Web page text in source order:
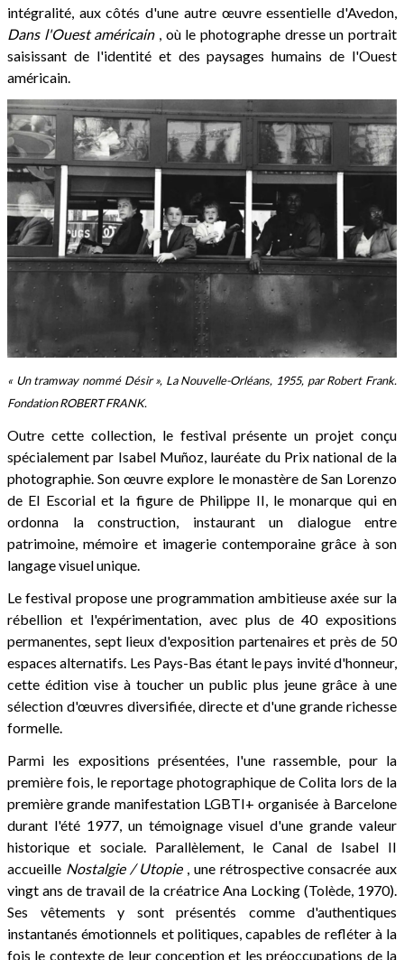
intégralité, aux côtés d'une autre œuvre essentielle d'Avedon,
Dans l'Ouest américain, où le photographe dresse un portrait
saisissant de l'identité et des paysages humains de l'Ouest
américain.
« Un tramway nommé Désir », La Nouvelle-Orléans, 1955, par Robert Frank.
Fondation ROBERT FRANK.
Outre cette collection, le festival présente un projet conçu
spécialement par Isabel Muñoz, lauréate du Prix national de la
photographie. Son œuvre explore le monastère de San Lorenzo
de El Escorial et la figure de Philippe II, le monarque qui en
ordonna la construction, instaurant un dialogue entre
patrimoine, mémoire et imagerie contemporaine grâce à son
langage visuel unique.
Le festival propose une programmation ambitieuse axée sur la
rébellion et l'expérimentation, avec plus de 40 expositions
permanentes, sept lieux d'exposition partenaires et près de 50
espaces alternatifs. Les Pays-Bas étant le pays invité d'honneur,
cette édition vise à toucher un public plus jeune grâce à une
sélection d'œuvres diversifiée, directe et d'une grande richesse
formelle.
Parmi les expositions présentées, l'une rassemble, pour la
première fois, le reportage photographique de Colita lors de la
première grande manifestation LGBTI+ organisée à Barcelone
durant l'été 1977, un témoignage visuel d'une grande valeur
historique et sociale. Parallèlement, le Canal de Isabel II
accueille Nostalgie / Utopie, une rétrospective consacrée aux
vingt ans de travail de la créatrice Ana Locking (Tolède, 1970).
Ses vêtements y sont présentés comme d'authentiques
instantanés émotionnels et politiques, capables de refléter à la
fois le contexte de leur conception et les préoccupations de la